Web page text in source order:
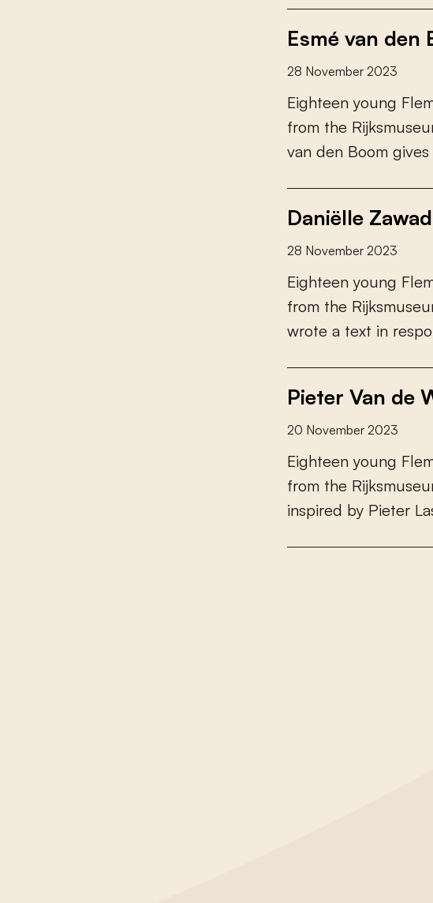
Esmé van den
28 November 2023
Eighteen young Fle
from the Rijksmuseu
van den Boom gives
Daniëlle
28 November 2023
Eighteen young Fle
from the Rijksmuseu
wrote a text in respo
Pieter Van de
20 November 2023
Eighteen young Fle
from the Rijksmuseu
inspired by Pieter La